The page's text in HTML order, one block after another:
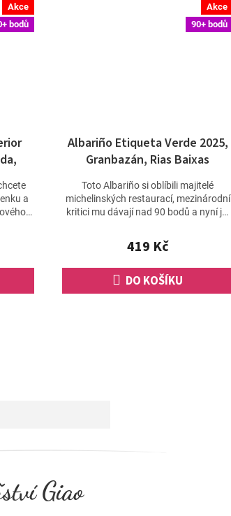
Akce
bodů
a
Akce
90+ bodů
Albariño Etiqueta Verde 2025,
Granbazán, Rias Baixas
419 Kč
DO KOŠÍKU
Toto Albariño si oblíbili majitelé
michelinských restaurací, mezinárodní
kritici mu dávají nad 90 bodů a nyní jej
Giao